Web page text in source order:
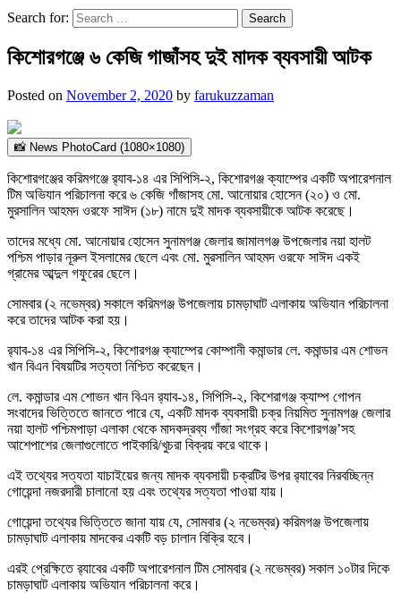
Search for:
কিশোরগঞ্জে ৬ কেজি গাজাঁসহ দুই মাদক ব্যবসায়ী আটক
Posted on November 2, 2020 by farukuzzaman
📸 News PhotoCard (1080×1080)
কিশোরগঞ্জের করিমগঞ্জে র‌্যাব-১৪ এর সিপিসি-২, কিশোরগঞ্জ ক্যাম্পের একটি অপারেশনাল
টিম অভিযান পরিচালনা করে ৬ কেজি গাঁজাসহ মো. আনোয়ার হোসেন (২০) ও মো.
মুরসালিন আহমদ ওরফে সাঈদ (১৮) নামে দুই মাদক ব্যবসায়ীকে আটক করেছে।
তাদের মধ্যে মো. আনোয়ার হোসেন সুনামগঞ্জ জেলার জামালগঞ্জ উপজেলার নয়া হালট
পশ্চিম পাড়ার নূরুল ইসলামের ছেলে এবং মো. মুরসালিন আহমদ ওরফে সাঈদ একই
গ্রামের আব্দুল গফুরের ছেলে।
সোমবার (২ নভেম্বর) সকালে করিমগঞ্জ উপজেলায় চামড়াঘাট এলাকায় অভিযান পরিচালনা
করে তাদের আটক করা হয়।
র‌্যাব-১৪ এর সিপিসি-২, কিশোরগঞ্জ ক্যাম্পের কোম্পানী কমান্ডার লে. কমান্ডার এম শোভন
খান বিএন বিষয়টির সত্যতা নিশ্চিত করেছেন।
লে. কমান্ডার এম শোভন খান বিএন র‌্যাব-১৪, সিপিসি-২, কিশেরাগঞ্জ ক্যাম্প গোপন
সংবাদের ভিত্তিতে জানতে পারে যে, একটি মাদক ব্যবসায়ী চক্র নিয়মিত সুনামগঞ্জ জেলার
নয়া হালট পশ্চিমপাড়া এলাকা থেকে মাদকদ্রব্য গাঁজা সংগ্রহ করে কিশোরগঞ্জ’সহ
আশেপাশের জেলাগুলোতে পাইকারি/খুচরা বিক্রয় করে থাকে।
এই তথ্যের সত্যতা যাচাইয়ের জন্য মাদক ব্যবসায়ী চক্রটির উপর র‌্যাবের নিরবচ্ছিন্ন
গোয়েন্দা নজরদারী চালানো হয় এবং তথ্যের সত্যতা পাওয়া যায়।
গোয়েন্দা তথ্যের ভিত্তিতে জানা যায় যে, সোমবার (২ নভেম্বর) করিমগঞ্জ উপজেলায়
চামড়াঘাট এলাকায় মাদকের একটি বড় চালান বিক্রি হবে।
এরই প্রেক্ষিতে র‌্যাবের একটি অপারেশনাল টিম সোমবার (২ নভেম্বর) সকাল ১০টার দিকে
চামড়াঘাট এলাকায় অভিযান পরিচালনা করে।